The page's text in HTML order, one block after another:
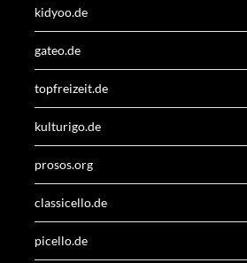
kidyoo.de
gateo.de
topfreizeit.de
kulturigo.de
prosos.org
classicello.de
picello.de